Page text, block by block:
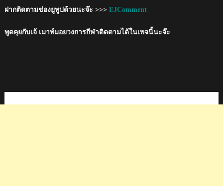
ฝากติดตามช่องยูทูปด้วยนะจ๊ะ >>> EJComment
พูดคุยกับเจ้ เมาท์มอยวงการกีฬาติดตามได้ในเพจนี้นะจ๊ะ